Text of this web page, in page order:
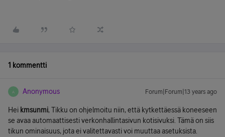
1 kommentti
A Anonymous Forum|Forum|13 years ago
Hei kmsunmi, Tikku on ohjelmoitu niin, että kytkettäessä koneeseen
se avaa automaattisesti verkonhallintasivun kotisivuksi. Tämä on siis
tikun ominaisuus, jota ei valitettavasti voi muuttaa asetuksista.